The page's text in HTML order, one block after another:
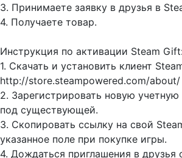
3. Принимаете заявку в друзья в
4. Получаете товар.
Инструкция по активации Steam
1. Скачать и установить клиент
http://store.steampowered.com/about/
2. Зарегистрировать новую учетную
под существующей.
3. Скопировать ссылку на свой
указанное поле при покупке игры.
4. Дождаться приглашения в друзья